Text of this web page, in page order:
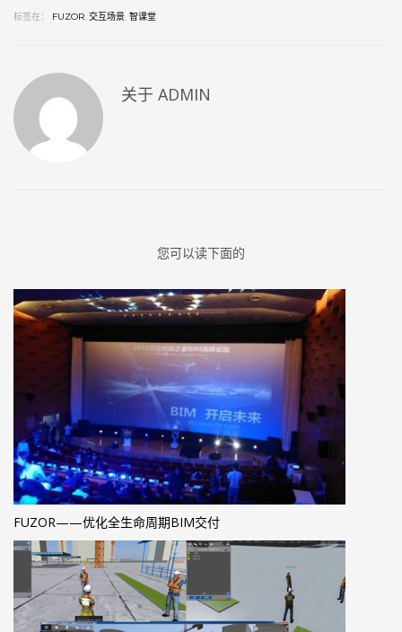
标签在： FUZOR, 交互场景, 智课堂
关于 ADMIN
您可以读下面的
FUZOR——优化全生命周期BIM交付